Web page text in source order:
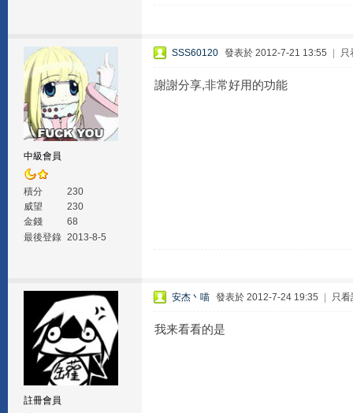
中級會員
積分
230
威望
230
金錢
68
最後登錄 2013-8-5
SSS60120 發表於 2012-7-21 13:55 只
謝謝分享,非常好用的功能
註冊會員
安杰丶喵 發表於 2012-7-24 19:35 只看
我来看看的是